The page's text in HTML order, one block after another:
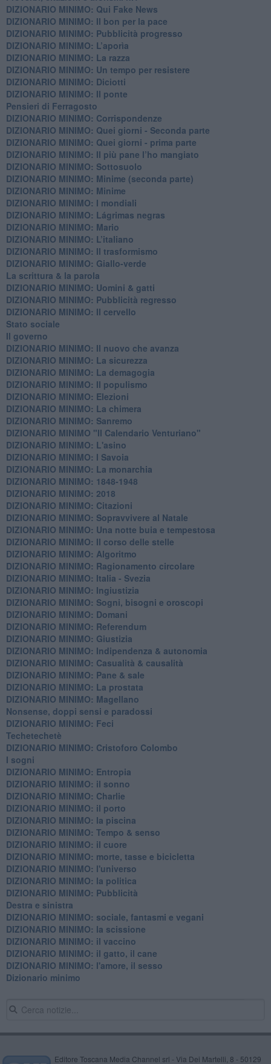
DIZIONARIO MINIMO: Qui Fake News
DIZIONARIO MINIMO: ​Il bon per la pace
DIZIONARIO MINIMO: Pubblicità progresso
DIZIONARIO MINIMO: L’aporìa
DIZIONARIO MINIMO: La razza
DIZIONARIO MINIMO: Un tempo per resistere
DIZIONARIO MINIMO: Diciotti
DIZIONARIO MINIMO: Il ponte
Pensieri di Ferragosto
DIZIONARIO MINIMO: Corrispondenze
DIZIONARIO MINIMO: Quei giorni - Seconda parte
DIZIONARIO MINIMO: Quei giorni - prima parte
DIZIONARIO MINIMO: Il più pane l’ho mangiato
DIZIONARIO MINIMO: Sottosuolo
DIZIONARIO MINIMO: Minime (seconda parte)
DIZIONARIO MINIMO: Minime
DIZIONARIO MINIMO: ​I mondiali
DIZIONARIO MINIMO: ​Lágrimas negras
DIZIONARIO MINIMO: Mario
DIZIONARIO MINIMO: L’italiano
DIZIONARIO MINIMO: Il trasformismo
DIZIONARIO MINIMO: Giallo-verde
La scrittura & la parola
​DIZIONARIO MINIMO: Uomini & gatti
DIZIONARIO MINIMO: ​Pubblicità regresso
DIZIONARIO MINIMO: Il cervello
Stato sociale
Il governo
DIZIONARIO MINIMO: Il nuovo che avanza
DIZIONARIO MINIMO: La sicurezza
DIZIONARIO MINIMO: La demagogia
DIZIONARIO MINIMO: Il populismo
DIZIONARIO MINIMO: Elezioni
DIZIONARIO MINIMO: La chimera
DIZIONARIO MINIMO: Sanremo
DIZIONARIO MINIMO "Il Calendario Venturiano"
DIZIONARIO MINIMO: L'asino
DIZIONARIO MINIMO: I Savoia
DIZIONARIO MINIMO: La monarchia
DIZIONARIO MINIMO: 1848-1948
DIZIONARIO MINIMO: 2018
DIZIONARIO MINIMO: Citazioni
DIZIONARIO MINIMO: ​Sopravvivere al Natale
DIZIONARIO MINIMO: ​Una notte buia e tempestosa
DIZIONARIO MINIMO: Il corso delle stelle
DIZIONARIO MINIMO: Algoritmo
DIZIONARIO MINIMO: Ragionamento circolare
DIZIONARIO MINIMO: Italia - Svezia
DIZIONARIO MINIMO: ​Ingiustizia
DIZIONARIO MINIMO: ​Sogni, bisogni e oroscopi
DIZIONARIO MINIMO: Domani
DIZIONARIO MINIMO: Referendum
DIZIONARIO MINIMO: Giustizia
DIZIONARIO MINIMO: ​Indipendenza & autonomia
DIZIONARIO MINIMO: ​Casualità & causalità
​DIZIONARIO MINIMO: Pane & sale
DIZIONARIO MINIMO: La prostata
​DIZIONARIO MINIMO: Magellano
Nonsense, doppi sensi e paradossi
DIZIONARIO MINIMO: Feci
Techetechetè
DIZIONARIO MINIMO: Cristoforo Colombo
I sogni
DIZIONARIO MINIMO: Entropia
DIZIONARIO MINIMO: il sonno
DIZIONARIO MINIMO: Charlie
DIZIONARIO MINIMO: il porto
DIZIONARIO MINIMO: la piscina
DIZIONARIO MINIMO: Tempo & senso
DIZIONARIO MINIMO: il cuore
DIZIONARIO MINIMO: morte, tasse e bicicletta
DIZIONARIO MINIMO: l'universo
DIZIONARIO MINIMO: la politica
DIZIONARIO MINIMO: Pubblicità
Destra e sinistra
DIZIONARIO MINIMO: sociale, fantasmi e vegani
DIZIONARIO MINIMO: la scissione
DIZIONARIO MINIMO: il vaccino
DIZIONARIO MINIMO: il gatto, il cane
DIZIONARIO MINIMO: l'amore, il sesso
Dizionario minimo
Editore Toscana Media Channel srl - Via Dei Martelli, 8 - 50129